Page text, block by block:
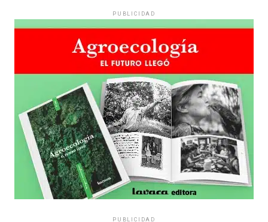
PUBLICIDAD
PUBLICIDAD